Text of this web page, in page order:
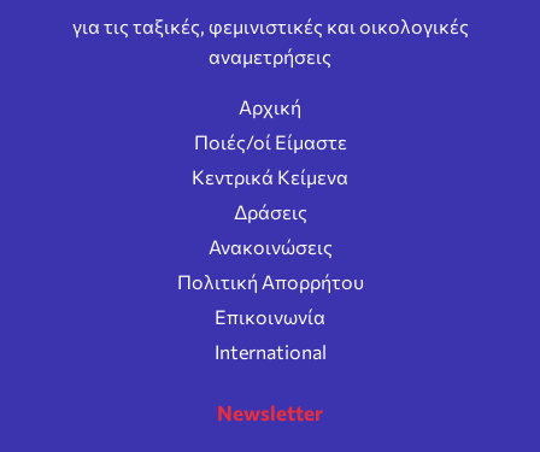
για τις ταξικές, φεμινιστικές και οικολογικές
αναμετρήσεις
Αρχική
Ποιές/οί Είμαστε
Κεντρικά Κείμενα
Δράσεις
Ανακοινώσεις
Πολιτική Απορρήτου
Επικοινωνία
International
Newsletter